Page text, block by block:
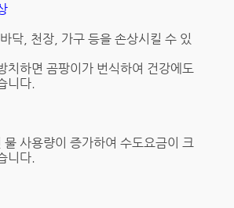
닥, 천장, 가구 등을 손상시킬 수 있
치하면 곰팡이가 번식하여 건강에도
니다.
물 사용량이 증가하여 수도요금이 크
니다.